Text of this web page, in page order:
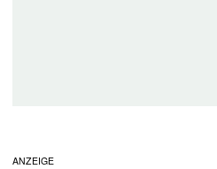
ANZEIGE